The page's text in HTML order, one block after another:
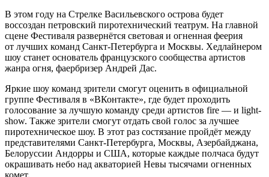
В этом году на Стрелке Васильевского острова будет
воссоздан петровский пиротехнический театрум. На главной
сцене Фестиваля развернётся световая и огненная феерия
от лучших команд Санкт-Петербурга и Москвы. Хедлайнером
шоу станет основатель французского сообщества артистов
жанра огня, фаербризер Андрей Дас.
Яркие шоу команд зрители смогут оценить в официальной
группе Фестиваля в «ВКонтакте», где будет проходить
голосование за лучшую команду среди артистов fire — и light-
show. Также зрители смогут отдать свой голос за лучшее
пиротехническое шоу. В этот раз состязание пройдёт между
представителями Санкт-Петербурга, Москвы, Азербайджана,
Белоруссии Андорры и США, которые каждые полчаса будут
окрашивать небо над акваторией Невы тысячами огненных